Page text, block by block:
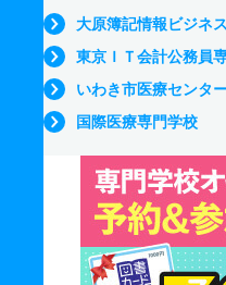
大原簿記情報ビジネ
東京ＩＴ会計公務員
いわき市医療センタ
国際医療専門学校